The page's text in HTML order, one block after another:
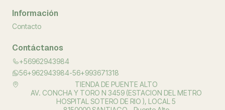
Información
Contacto
Contáctanos
+56962943984
56+962943984-56+993671318
TIENDA DE PUENTE ALTO
AV. CONCHA Y TORO N 3459 (ESTACION DEL METRO
HOSPITAL SOTERO DE RIO ), LOCAL 5